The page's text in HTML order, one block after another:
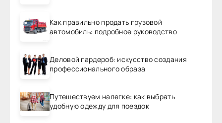
Как правильно продать грузовой
автомобиль: подробное руководство
Деловой гардероб: искусство создания
профессионального образа
Путешествуем налегке: как выбрать
удобную одежду для поездок